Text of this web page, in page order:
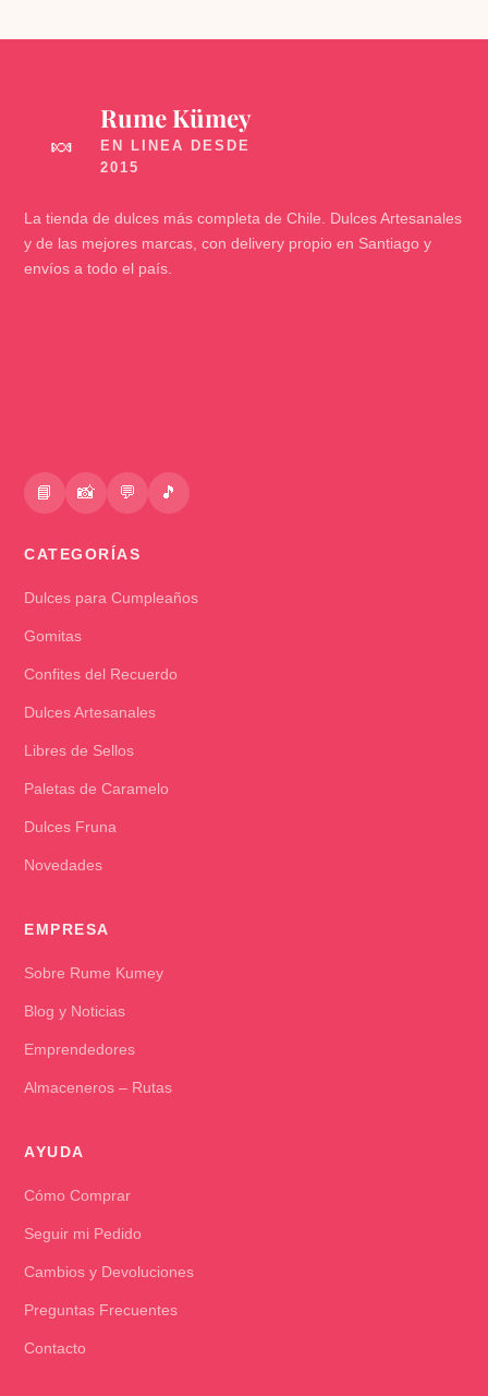
🍬
Rume Kümey
La tienda de dulces más completa de Chile. Dulces Artesanales
y de las mejores marcas, con delivery propio en Santiago y
envíos a todo el país.
📘 📸 💬 🎵
CATEGORÍAS
Dulces para Cumpleaños
Gomitas
Confites del Recuerdo
Dulces Artesanales
Libres de Sellos
Paletas de Caramelo
Dulces Fruna
Novedades
EMPRESA
Sobre Rume Kumey
Blog y Noticias
Emprendedores
Almaceneros – Rutas
AYUDA
Cómo Comprar
Seguir mi Pedido
Cambios y Devoluciones
Preguntas Frecuentes
Contacto